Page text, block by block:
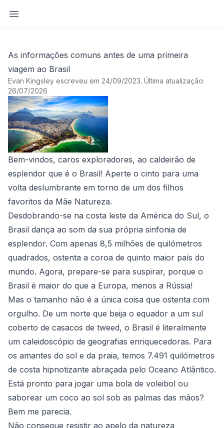
Abrir barra lateral
As informações comuns antes de uma primeira
viagem ao Brasil
Evan Kingsley escreveu em 24/09/2023. Última atualização:
26/07/2026
Bem-vindos, caros exploradores, ao caldeirão de
esplendor que é o Brasil! Aperte o cinto para uma
volta deslumbrante em torno de um dos filhos
favoritos da Mãe Natureza.
Desdobrando-se na costa leste da América do Sul, o
Brasil dança ao som da sua própria sinfonia de
esplendor. Com apenas 8,5 milhões de quilómetros
quadrados, ostenta a coroa de quinto maior país do
mundo. Agora, prepare-se para suspirar, porque o
Brasil é maior do que a Europa, menos a Rússia!
Mas o tamanho não é a única coisa que ostenta com
orgulho. De um norte que beija o equador a um sul
coberto de casacos de tweed, o Brasil é literalmente
um caleidoscópio de geografias enriquecedoras. Para
os amantes do sol e da praia, temos 7.491 quilómetros
de costa hipnotizante abraçada pelo Oceano Atlântico.
Está pronto para jogar uma bola de voleibol ou
saborear um coco ao sol sob as palmas das mãos?
Bem me parecia.
Não consegue resistir ao apelo da natureza